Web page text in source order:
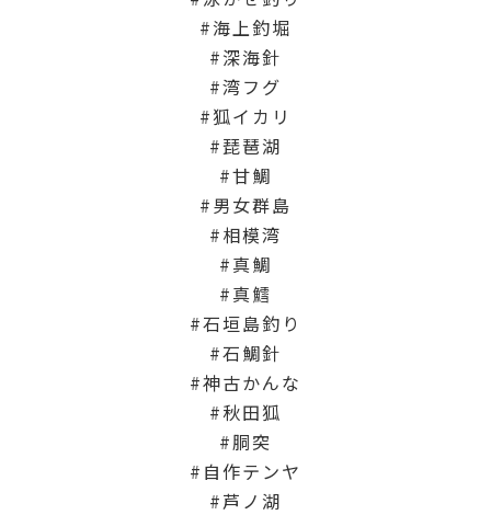
海上釣堀
深海針
湾フグ
狐イカリ
琵琶湖
甘鯛
男女群島
相模湾
真鯛
真鱈
石垣島釣り
石鯛針
神古かんな
秋田狐
胴突
自作テンヤ
芦ノ湖